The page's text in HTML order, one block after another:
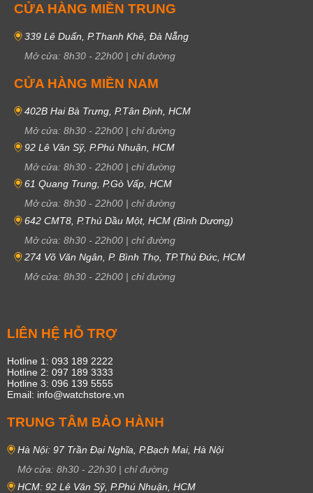
CỬA HÀNG MIỀN TRUNG
339 Lê Duẩn, P.Thanh Khê, Đà Nẵng
Mở cửa: 8h30 - 22h00 | chỉ đường
CỬA HÀNG MIỀN NAM
402B Hai Bà Trưng, P.Tân Định, HCM
Mở cửa: 8h30 - 22h00 | chỉ đường
92 Lê Văn Sỹ, P.Phú Nhuận, HCM
Mở cửa: 8h30 - 22h00 | chỉ đường
61 Quang Trung, P.Gò Vấp, HCM
Mở cửa: 8h30 - 22h00 | chỉ đường
642 CMT8, P.Thủ Dầu Một, HCM (Bình Dương)
Mở cửa: 8h30 - 22h00 | chỉ đường
274 Võ Văn Ngân, P. Bình Thọ, TP.Thủ Đức, HCM
Mở cửa: 8h30 - 22h00 | chỉ đường
LIÊN HỆ HỖ TRỢ
Hotline 1: 093 189 2222
Hotline 2: 097 189 3333
Hotline 3: 096 139 5555
Email: info@watchstore.vn
TRUNG TÂM BẢO HÀNH
Hà Nội: 97 Trần Đại Nghĩa, P.Bạch Mai, Hà Nội
Mở cửa: 8h30 - 22h30 | chỉ đường
HCM: 92 Lê Văn Sỹ, P.Phú Nhuận, HCM